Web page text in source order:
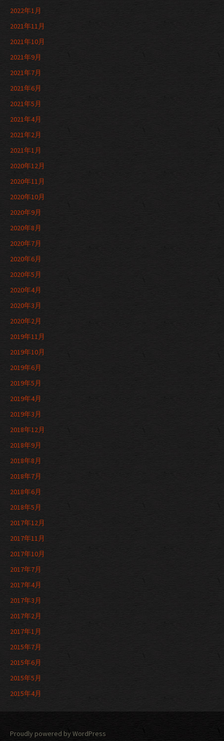
2022年1月
2021年11月
2021年10月
2021年9月
2021年7月
2021年6月
2021年5月
2021年4月
2021年2月
2021年1月
2020年12月
2020年11月
2020年10月
2020年9月
2020年8月
2020年7月
2020年6月
2020年5月
2020年4月
2020年3月
2020年2月
2019年11月
2019年10月
2019年6月
2019年5月
2019年4月
2019年3月
2018年12月
2018年9月
2018年8月
2018年7月
2018年6月
2018年5月
2017年12月
2017年11月
2017年10月
2017年7月
2017年4月
2017年3月
2017年2月
2017年1月
2015年7月
2015年6月
2015年5月
2015年4月
Proudly powered by WordPress